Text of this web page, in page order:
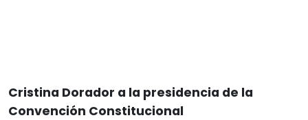
Cristina Dorador a la presidencia de la
Convención Constitucional